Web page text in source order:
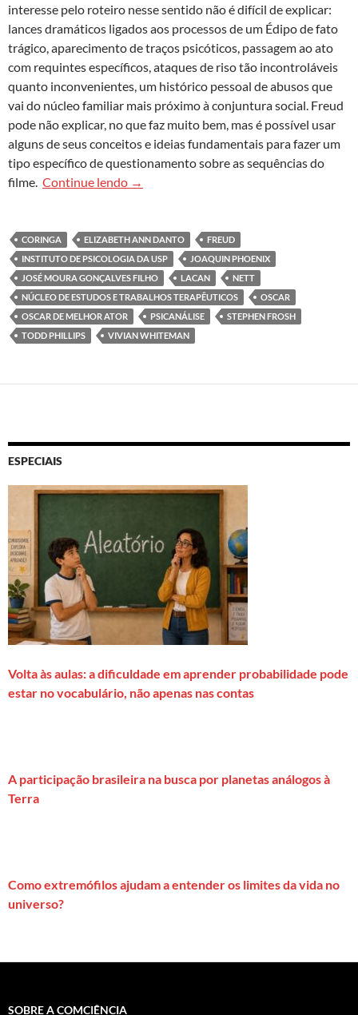
interesse pelo roteiro nesse sentido não é difícil de explicar:
lances dramáticos ligados aos processos de um Édipo de fato
trágico, aparecimento de traços psicóticos, passagem ao ato
com requintes específicos, ataques de riso tão incontroláveis
quanto inconvenientes, um histórico pessoal de abusos que
vai do núcleo familiar mais próximo à conjuntura social. Freud
pode não explicar, no que faz muito bem, mas é possível usar
alguns de seus conceitos e ideias fundamentais para fazer um
tipo específico de questionamento sobre as sequências do
filme. Continue lendo A quem interessa manter populações
→
CORINGA ELIZABETH ANN DANTO
FREUD
INSTITUTO DE PSICOLOGIA DA USP
JOAQUIN PHOENIX
JOSÉ MOURA GONÇALVES FILHO
LACAN
NETT
NÚCLEO DE ESTUDOS E TRABALHOS TERAPÊUTICOS
OSCAR
OSCAR DE MELHOR ATOR
PSICANÁLISE
STEPHEN FROSH
TODD PHILLIPS
VIVIAN WHITEMAN
ESPECIAIS
Volta às aulas: a dificuldade em aprender probabilidade pode
estar no vocabulário, não apenas nas contas
A participação brasileira na busca por planetas análogos à
Terra
Como extremófilos ajudam a entender os limites da vida no
universo?
SOBRE A COMCIÊNCIA